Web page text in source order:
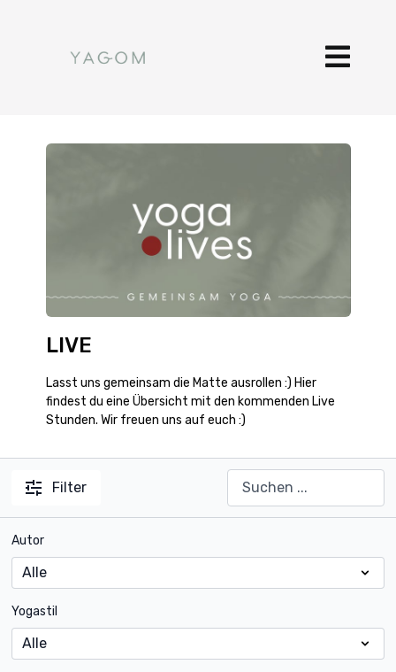
LIVE
Lasst uns gemeinsam die Matte ausrollen :) Hier
findest du eine Übersicht mit den kommenden Live
Stunden. Wir freuen uns auf euch :)
Filter
Autor
Yogastil